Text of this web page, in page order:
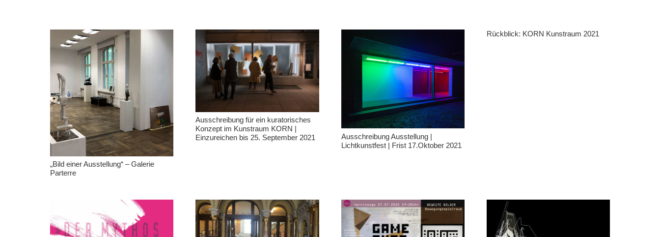
„Bild einer Ausstellung“ – Galerie
Parterre
Ausschreibung für ein kuratorisches
Konzept im Kunstraum KORN |
Einzureichen bis 25. September 2021
Ausschreibung Ausstellung |
Lichtkunstfest | Frist 17.Oktober 2021
Rückblick: KORN Kunstraum 2021